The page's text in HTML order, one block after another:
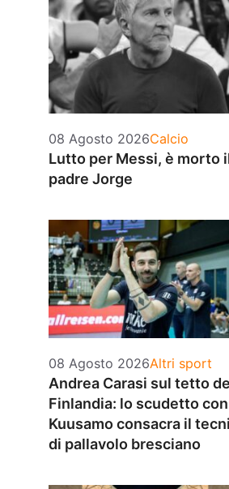
08 Agosto 2026Categorie
Calcio
Lutto per Messi, è morto
padre Jorge
08 Agosto 2026Categorie
Altri sport
Andrea Carasi sul tetto
Finlandia: lo scudetto con
Kuusamo consacra il
di pallavolo bresciano